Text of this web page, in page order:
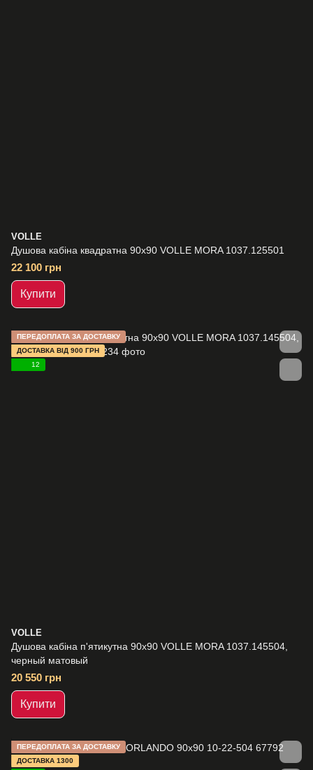
VOLLE
Душова кабіна квадратна 90х90 VOLLE MORA 1037.125501
22 100 грн
Купити
ПЕРЕДОПЛАТА ЗА ДОСТАВКУ
ДОСТАВКА ВІД 900 ГРН
12
VOLLE
Душова кабіна п'ятикутна 90х90 VOLLE MORA 1037.145504,
черный матовый
20 550 грн
Купити
ПЕРЕДОПЛАТА ЗА ДОСТАВКУ
ДОСТАВКА 1300